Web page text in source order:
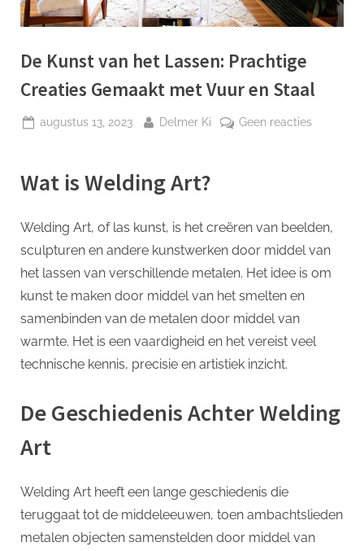
De Kunst van het Lassen: Prachtige
Creaties Gemaakt met Vuur en Staal
Geplaatst
augustus 13, 2023 Door
Delmer Ki Geen reactiesop
Prachtige
Creaties
Gemaakt
Staal
Wat is Welding Art?
Welding Art, of las kunst, is het creëren van beelden,
sculpturen en andere kunstwerken door middel van
het lassen van verschillende metalen. Het idee is om
kunst te maken door middel van het smelten en
samenbinden van de metalen door middel van
warmte. Het is een vaardigheid en het vereist veel
technische kennis, precisie en artistiek inzicht.
De Geschiedenis Achter Welding
Art
Welding Art heeft een lange geschiedenis die
teruggaat tot de middeleeuwen, toen ambachtslieden
metalen objecten samenstelden door middel van